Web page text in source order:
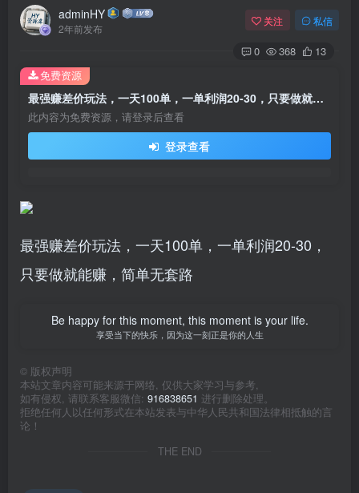
adminHY
2年前发布
关注 私信
0 368 13
最强赚差价玩法，一天100单，一单利润20-30，只要做就能赚，简单无套路
此内容为免费资源，请登录后查看
登录查看
免费资源
最强赚差价玩法，一天100单，一单利润20-30，
只要做就能赚，简单无套路
Be happy for this moment, this moment is your life.
享受当下的快乐，因为这一刻正是你的人生
© 版权声明
本站文章内容可能来源于网络, 仅供大家学习与参考,
如有侵权, 请联系客服微信: 916838651 进行删除处理。
拒绝任何人以任何形式在本站发表与中华人民共和国法律相抵触的言
论！
THE END